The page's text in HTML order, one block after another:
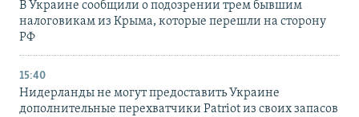
В Украине сообщили о подозрении трем бывшим
налоговикам из Крыма, которые перешли на сторону
РФ
15:40
Нидерланды не могут предоставить Украине
дополнительные перехватчики Patriot из своих запасов